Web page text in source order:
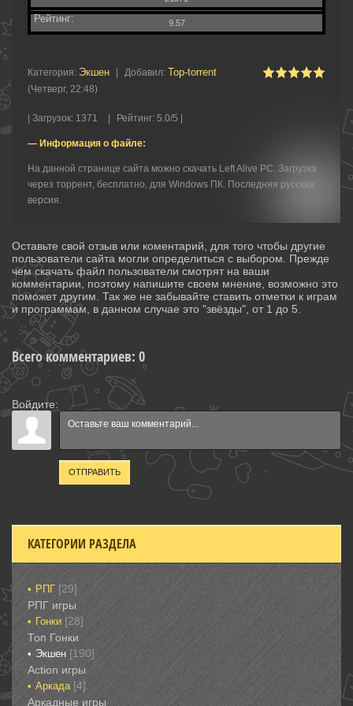
Рейтинг: 9.57
Категория: Экшен Добавил: Top-torrent
(Четверг, 22:48)
Загрузок: 1371 Рейтинг: 5.0/5 |
— Информация о файле:
На данной странице сайта можно скачать Left Alive PC. Загрузка
через торрент, бесплатно, для Windows ПК. Последняя русская
версия.
Оставьте свой отзыв или коментарий, для того чтобы другие
пользователи сайта могли определиться с выбором. Прежде
чем скачать файл пользователи смотрят на ваши
комментарии, поэтому напишите своем мнение, возможно это
поможет другим. Так же не забывайте ставить отметки к играм
и программам, в данном случае это "звёзды", от 1 до 5.
Всего комментариев: 0
Войдите:
ОТПРАВИТЬ
КАТЕГОРИИ РАЗДЕЛА
РПГ [29]
РПГ игры
Гонки‎ [28]
Топ Гонки‎
Экшен [190]
‎Action игры
Аркада‎ [4]
Аркадные игры